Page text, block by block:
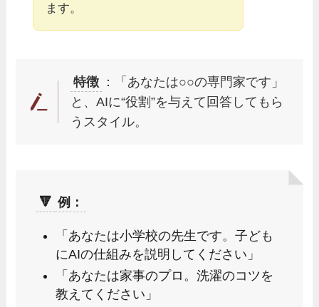
ます。
特徴
：「あなたは○○の専門家です」
と、AIに“役割”を与えて回答してもら
うスタイル。
🔻 例：
「あなたは小学校の先生です。子ども
にAIの仕組みを説明してください」
「あなたは家事のプロ。洗濯のコツを
教えてください」